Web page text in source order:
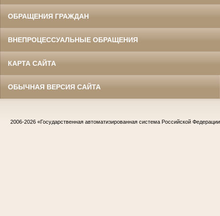
ОБРАЩЕНИЯ ГРАЖДАН
ВНЕПРОЦЕССУАЛЬНЫЕ ОБРАЩЕНИЯ
КАРТА САЙТА
ОБЫЧНАЯ ВЕРСИЯ САЙТА
2006-2026 «Государственная автоматизированная система Российской